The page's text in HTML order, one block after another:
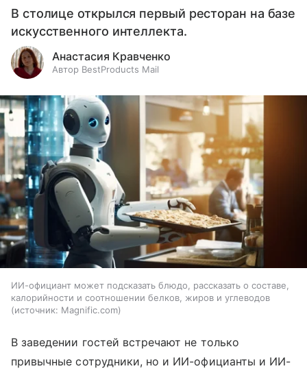
В столице открылся первый ресторан на базе
искусственного интеллекта.
Анастасия Кравченко
Автор BestProducts Mail
ИИ-официант может подсказать блюдо, рассказать о составе,
калорийности и соотношении белков, жиров и углеводов
источник: Magnific.com
В заведении гостей встречают не только
привычные сотрудники, но и ИИ-официанты и ИИ-